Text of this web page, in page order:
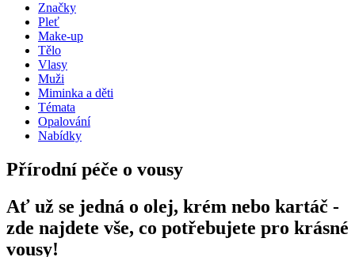
Značky
Pleť
Make-up
Tělo
Vlasy
Muži
Miminka a děti
Témata
Opalování
Nabídky
Přírodní péče o vousy
Ať už se jedná o olej, krém nebo kartáč -
zde najdete vše, co potřebujete pro krásné
vousy!